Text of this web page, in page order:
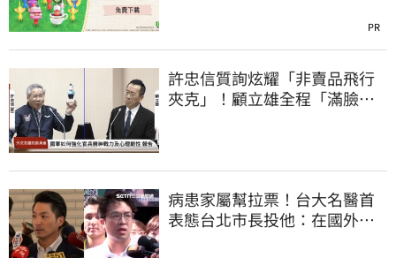
PR
許忠信質詢炫耀「非賣品飛行
夾克」！顧立雄全程「滿臉問
病患家屬幫拉票！台大名醫首
表態台北市長投他：在國外也